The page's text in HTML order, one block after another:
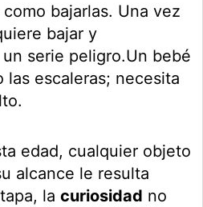
bajarlas. Una vez
bajar y
serie peligro.Un bebé
las escaleras; necesita
edad, cualquier objeto
alcance le resulta
lacuriosidad no